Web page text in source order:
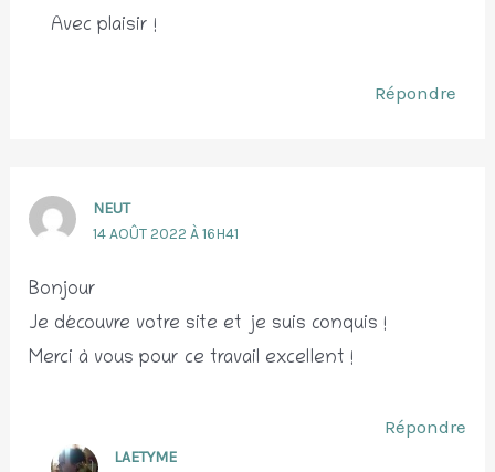
Avec plaisir !
Répondre
NEUT
14 AOÛT 2022 À 16H41
Bonjour
Je découvre votre site et je suis conquis !
Merci à vous pour ce travail excellent !
Répondre
LAETYME